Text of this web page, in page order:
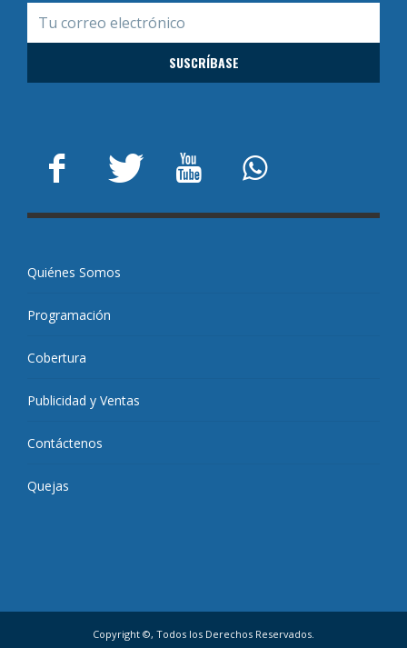
Quiénes Somos
Programación
Cobertura
Publicidad y Ventas
Contáctenos
Quejas
Copyright ©, Todos los Derechos Reservados.